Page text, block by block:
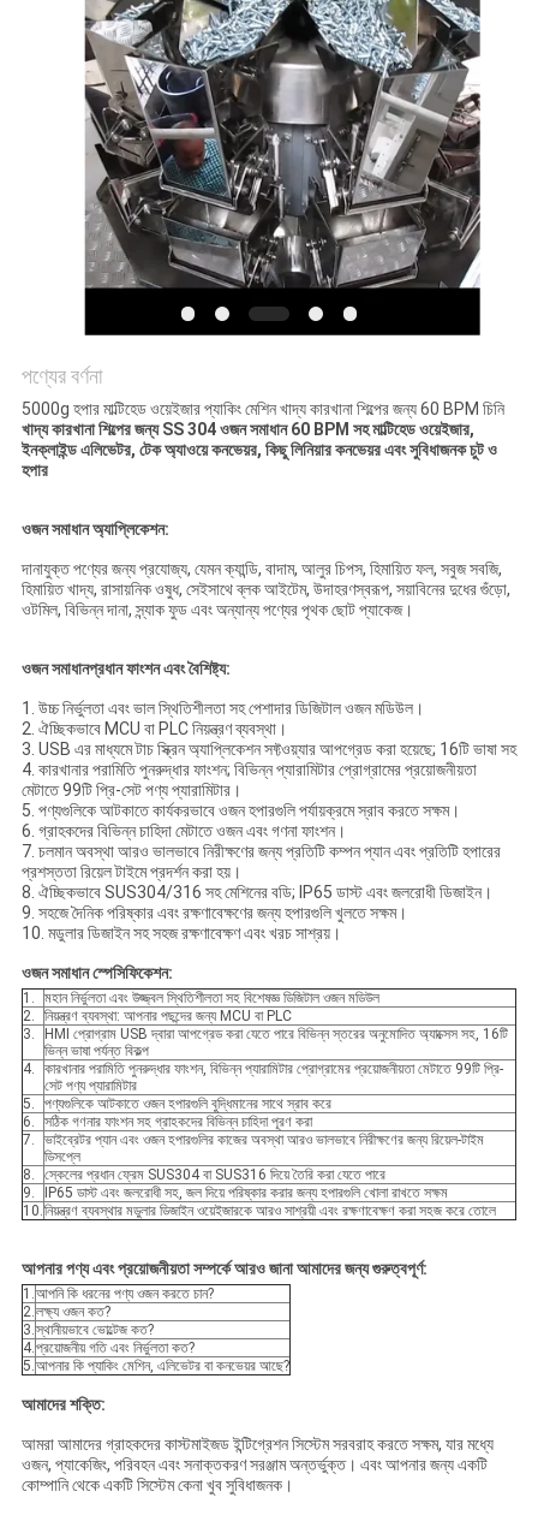
অনুরোধ
SITEMAP
গোপনীয়তা
পণ্যের বর্ণনা
5000g হপার মাল্টিহেড ওয়েইজার প্যাকিং মেশিন খাদ্য কারখানা শিল্পের জন্য 60 BPM চিনি
খাদ্য কারখানা শিল্পের জন্য SS 304 ওজন সমাধান 60 BPM সহ মাল্টিহেড ওয়েইজার,
ইনক্লাইন্ড এলিভেটর, টেক অ্যাওয়ে কনভেয়র, কিছু লিনিয়ার কনভেয়র এবং সুবিধাজনক চুট ও
হপার
ওজন সমাধান অ্যাপ্লিকেশন:
দানাযুক্ত পণ্যের জন্য প্রযোজ্য, যেমন ক্যান্ডি, বাদাম, আলুর চিপস, হিমায়িত ফল, সবুজ সবজি,
হিমায়িত খাদ্য, রাসায়নিক ওষুধ, সেইসাথে ব্লক আইটেম, উদাহরণস্বরূপ, সয়াবিনের দুধের গুঁড়ো,
ওটমিল, বিভিন্ন দানা, স্ন্যাক ফুড এবং অন্যান্য পণ্যের পৃথক ছোট প্যাকেজ।
ওজন সমাধানপ্রধান ফাংশন এবং বৈশিষ্ট্য:
1. উচ্চ নির্ভুলতা এবং ভাল স্থিতিশীলতা সহ পেশাদার ডিজিটাল ওজন মডিউল।
2. ঐচ্ছিকভাবে MCU বা PLC নিয়ন্ত্রণ ব্যবস্থা।
3. USB এর মাধ্যমে টাচ স্ক্রিন অ্যাপ্লিকেশন সফ্টওয়্যার আপগ্রেড করা হয়েছে; 16টি ভাষা সহ
4. কারখানার পরামিতি পুনরুদ্ধার ফাংশন; বিভিন্ন প্যারামিটার প্রোগ্রামের প্রয়োজনীয়তা
মেটাতে 99টি প্রি-সেট পণ্য প্যারামিটার।
5. পণ্যগুলিকে আটকাতে কার্যকরভাবে ওজন হপারগুলি পর্যায়ক্রমে স্রাব করতে সক্ষম।
6. গ্রাহকদের বিভিন্ন চাহিদা মেটাতে ওজন এবং গণনা ফাংশন।
7. চলমান অবস্থা আরও ভালভাবে নিরীক্ষণের জন্য প্রতিটি কম্পন প্যান এবং প্রতিটি হপারের
প্রশস্ততা রিয়েল টাইমে প্রদর্শন করা হয়।
8. ঐচ্ছিকভাবে SUS304/316 সহ মেশিনের বডি; IP65 ডাস্ট এবং জলরোধী ডিজাইন।
9. সহজে দৈনিক পরিষ্কার এবং রক্ষণাবেক্ষণের জন্য হপারগুলি খুলতে সক্ষম।
10. মডুলার ডিজাইন সহ সহজ রক্ষণাবেক্ষণ এবং খরচ সাশ্রয়।
ওজন সমাধান স্পেসিফিকেশন:
1.
মহান নির্ভুলতা এবং উজ্জ্বল স্থিতিশীলতা সহ বিশেষজ্ঞ ডিজিটাল ওজন মডিউল
2.
নিয়ন্ত্রণ ব্যবস্থা: আপনার পছন্দের জন্য MCU বা PLC
3.
HMI প্রোগ্রাম USB দ্বারা আপগ্রেড করা যেতে পারে বিভিন্ন স্তরের অনুমোদিত অ্যাক্সেস সহ, 16টি
ভিন্ন ভাষা পর্যন্ত বিকল্প
4.
কারখানার পরামিতি পুনরুদ্ধার ফাংশন, বিভিন্ন প্যারামিটার প্রোগ্রামের প্রয়োজনীয়তা মেটাতে 99টি প্রি-
সেট পণ্য প্যারামিটার
5.
পণ্যগুলিকে আটকাতে ওজন হপারগুলি বুদ্ধিমানের সাথে স্রাব করে
6.
সঠিক গণনার ফাংশন সহ গ্রাহকদের বিভিন্ন চাহিদা পূরণ করা
7.
ভাইব্রেটর প্যান এবং ওজন হপারগুলির কাজের অবস্থা আরও ভালভাবে নিরীক্ষণের জন্য রিয়েল-টাইম
ডিসপ্লে
8.
স্কেলের প্রধান ফ্রেম SUS304 বা SUS316 দিয়ে তৈরি করা যেতে পারে
9.
IP65 ডাস্ট এবং জলরোধী সহ, জল দিয়ে পরিষ্কার করার জন্য হপারগুলি খোলা রাখতে সক্ষম
10.নিয়ন্ত্রণ ব্যবস্থার মডুলার ডিজাইন ওয়েইজারকে আরও সাশ্রয়ী এবং রক্ষণাবেক্ষণ করা সহজ করে তোলে
আপনার পণ্য এবং প্রয়োজনীয়তা সম্পর্কে আরও জানা আমাদের জন্য গুরুত্বপূর্ণ:
1.আপনি কি ধরনের পণ্য ওজন করতে চান?
2.লক্ষ্য ওজন কত?
3.স্থানীয়ভাবে ভোল্টেজ কত?
4.প্রয়োজনীয় গতি এবং নির্ভুলতা কত?
5.আপনার কি প্যাকিং মেশিন, এলিভেটর বা কনভেয়র আছে?
আমাদের শক্তি:
আমরা আমাদের গ্রাহকদের কাস্টমাইজড ইন্টিগ্রেশন সিস্টেম সরবরাহ করতে সক্ষম, যার মধ্যে
ওজন, প্যাকেজিং, পরিবহন এবং সনাক্তকরণ সরঞ্জাম অন্তর্ভুক্ত। এবং আপনার জন্য একটি
কোম্পানি থেকে একটি সিস্টেম কেনা খুব সুবিধাজনক।